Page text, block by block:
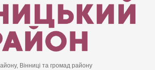
Вінниці та громад району